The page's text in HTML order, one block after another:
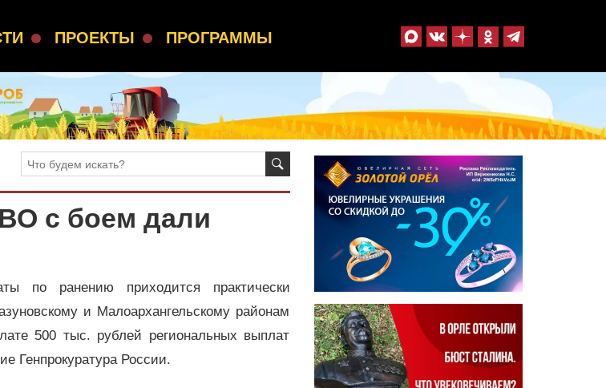
ПРОЕКТЫ ПРОГРАММЫ
с боем дали
по ранению приходится практически
и Малоархангельскому районам
500 тыс. рублей региональных выплат
Генпрокуратура России.